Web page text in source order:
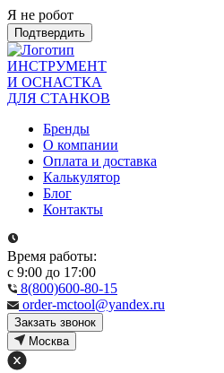
Я не робот
Подтвердить
ИНСТРУМЕНТ
И ОСНАСТКА
ДЛЯ СТАНКОВ
Бренды
О компании
Оплата и доставка
Калькулятор
Блог
Контакты
Время работы:
с 9:00 до 17:00
8(800)600-80-15
order-mctool@yandex.ru
Закзать звонок
Москва